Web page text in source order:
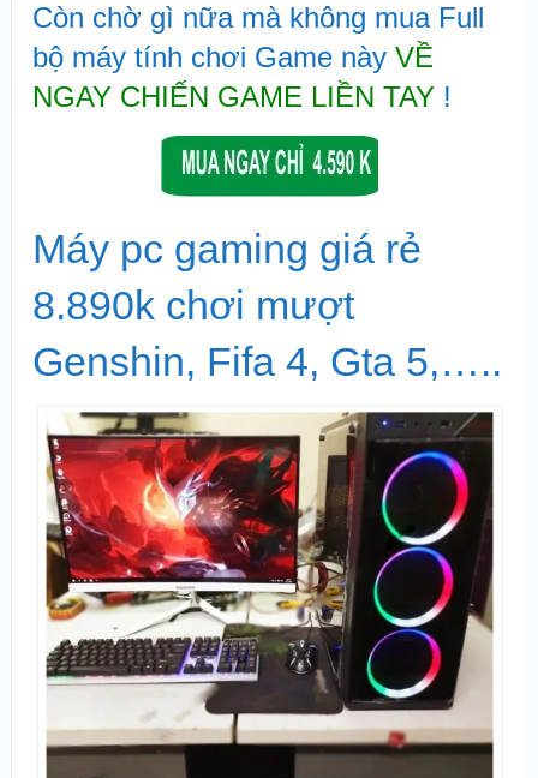
Còn chờ gì nữa mà không mua Full
bộ máy tính chơi Game này VỀ
NGAY CHIẾN GAME LIỀN TAY!
Máy pc gaming giá rẻ
8.890k chơi mượt
Genshin, Fifa 4, Gta 5,…..